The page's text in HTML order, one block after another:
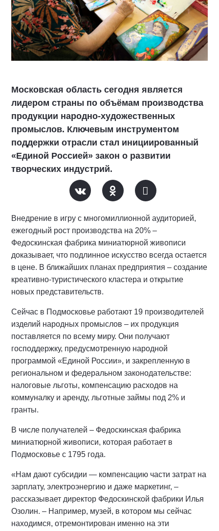
Московская область сегодня является
лидером страны по объёмам производства
продукции народно-художественных
промыслов. Ключевым инструментом
поддержки отрасли стал инициированный
«Единой Россией» закон о развитии
творческих индустрий.
Внедрение в игру с многомиллионной аудиторией,
ежегодный рост производства на 20% –
Федоскинская фабрика миниатюрной живописи
доказывает, что подлинное искусство всегда остается
в цене. В ближайших планах предприятия – создание
креативно-туристического кластера и открытие
новых представительств.
Сейчас в Подмосковье работают 19 производителей
изделий народных промыслов – их продукция
поставляется по всему миру. Они получают
господдержку, предусмотренную народной
программой «Единой России», и закрепленную в
региональном и федеральном законодательстве:
налоговые льготы, компенсацию расходов на
коммуналку и аренду, льготные займы под 2% и
гранты.
В числе получателей – Федоскинская фабрика
миниатюрной живописи, которая работает в
Подмосковье с 1795 года.
«Нам дают субсидии — компенсацию части затрат на
зарплату, электроэнергию и даже маркетинг, –
рассказывает директор Федоскинской фабрики Илья
Озолин. – Например, музей, в котором мы сейчас
находимся, отремонтирован именно на эти